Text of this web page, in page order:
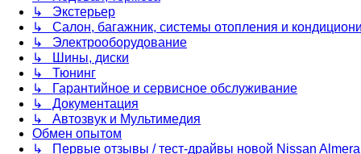
↳ Экстерьер
↳ Салон, багажник, системы отопления и
↳ Электрооборудование
↳ Шины, диски
↳ Тюнинг
↳ Гарантийное и сервисное обслуживание
↳ Документация
↳ Автозвук и Мультимедия
Обмен опытом
↳ Первые отзывы / тест-драйвы новой Nissan Almera